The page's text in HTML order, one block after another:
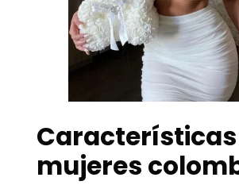
mujeres